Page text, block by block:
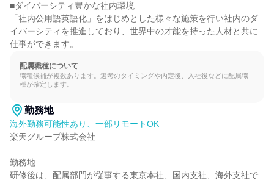
■ダイバーシティ豊かな社内環境
「社内公用語英語化」をはじめとした様々な施策を行い社内のダ
イバーシティを推進しており、世界中の才能を持った人材と共に
仕事ができます。
配属職種について
職種候補が複数あります。選考のタイミングや内定後、入社後などに配属職
種が確定します。
勤務地
海外勤務可能性あり、一部リモートOK
楽天グループ株式会社
勤務地
研修後は、配属部門が従事する東京本社、国内支社、海外支社で